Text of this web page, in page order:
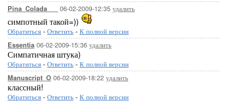
Pina_Colada___ 06-02-2009-12:35 удалить
симпотный такой=))
Обратиться - Ответить - К полной версии
Essentia 06-02-2009-15:36 удалить
Симпатичная штука)
Обратиться - Ответить - К полной версии
Manuscript_O 06-02-2009-18:22 удалить
классный!
Обратиться - Ответить - К полной версии